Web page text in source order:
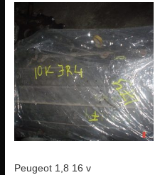
Peugeot 1,8 16 v